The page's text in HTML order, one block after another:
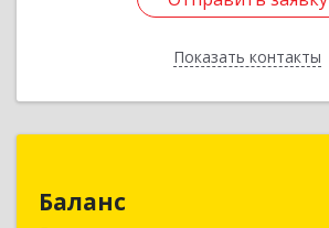
Показать контакты
Назад
Баланс